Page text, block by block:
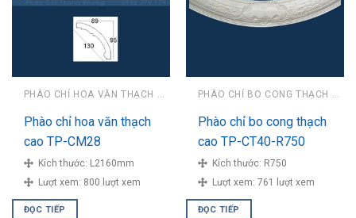
Phào chỉ hoa văn thạch
cao TP-CM28
Kích thước: L2160mm
Lượt xem: 800 lượt xem
ĐỌC TIẾP
Phào chỉ bo cong thạch
cao TP-CT40-R750
Kích thước: R750
Lượt xem: 761 lượt xem
ĐỌC TIẾP